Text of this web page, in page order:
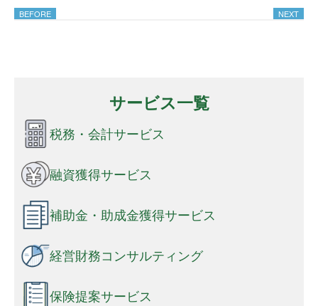
サービス一覧
税務・会計サービス
融資獲得サービス
補助金・助成金獲得サービス
経営財務コンサルティング
保険提案サービス